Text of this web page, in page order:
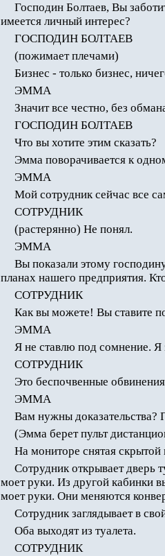
Господин Болтаев, Вы
имеется личный интерес?
ГОСПОДИН БОЛТАЕВ
(пожимает плечами)
Бизнес - только бизнес,
ЭММА
Значит все честно, без
ГОСПОДИН БОЛТАЕВ
Что вы хотите этим сказать?
Эмма поворачивается к
ЭММА
Мой сотрудник сейчас все
СОТРУДНИК
(растерянно) Не понял.
ЭММА
Вы показали этому
планах нашего предприятия.
СОТРУДНИК
Как вы можете! Вы ставите
ЭММА
Я не ставлю под сомнение. Я
СОТРУДНИК
Это беспочвенные
ЭММА
Вам нужны доказательства?
(Эмма берет пульт
На мониторе снятая скрытой
Сотрудник открывает дверь
моет руки. Из другой кабинки
моет руки. Они меняются
Сотрудник заглядывает в
Оба выходят из туалета.
СОТРУДНИК